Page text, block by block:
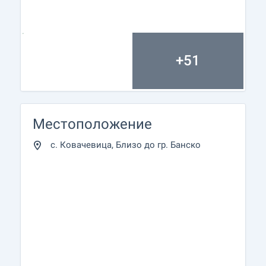
+51
Местоположение
с. Ковачевица, Близо до гр. Банско